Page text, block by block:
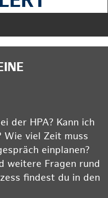
der HPA? Kann ich
Wie viel Zeit muss
einplanen?
weitere Fragen rund
findest du in den